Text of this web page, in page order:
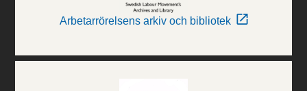
Arbetarrörelsens arkiv och bibliotek